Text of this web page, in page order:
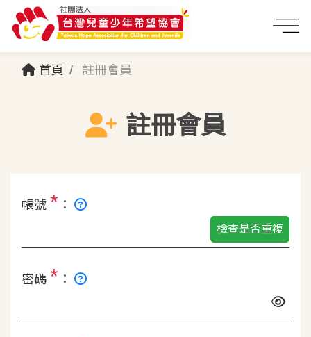
首頁 註冊會員
註冊會員
帳號 * ：
檢查是否重複
密碼 * ：